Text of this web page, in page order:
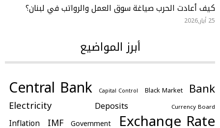
كيف أعادت الحرب صياغة سوق العمل والرواتب في لبنان؟
25 أيار,2026
أبرز المواضيع
Bank
Black Market
Capital Control
Central Bank
Currency Board
Deposits
Electricity
Exchange Rate
Government
IMF
Inflation